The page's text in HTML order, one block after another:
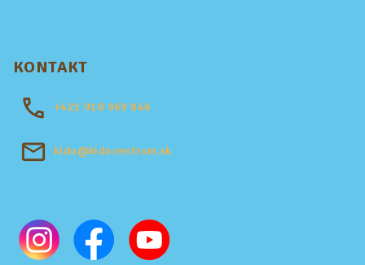
KONTAKT
+421 918 969 846
kido@kidocentrum.sk